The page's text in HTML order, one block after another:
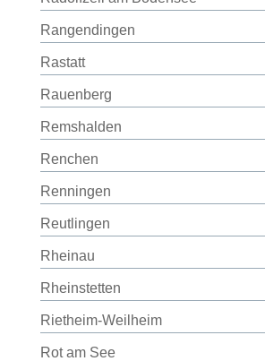
Rangendingen
Rastatt
Rauenberg
Remshalden
Renchen
Renningen
Reutlingen
Rheinau
Rheinstetten
Rietheim-Weilheim
Rot am See